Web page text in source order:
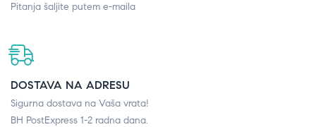
Pitanja šaljite putem e-maila
DOSTAVA NA ADRESU
Sigurna dostava na Vaša vrata!
BH PostExpress 1-2 radna dana.